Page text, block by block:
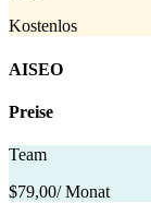
Kostenlos
AISEO
Preise
Team
$79,00/ Monat